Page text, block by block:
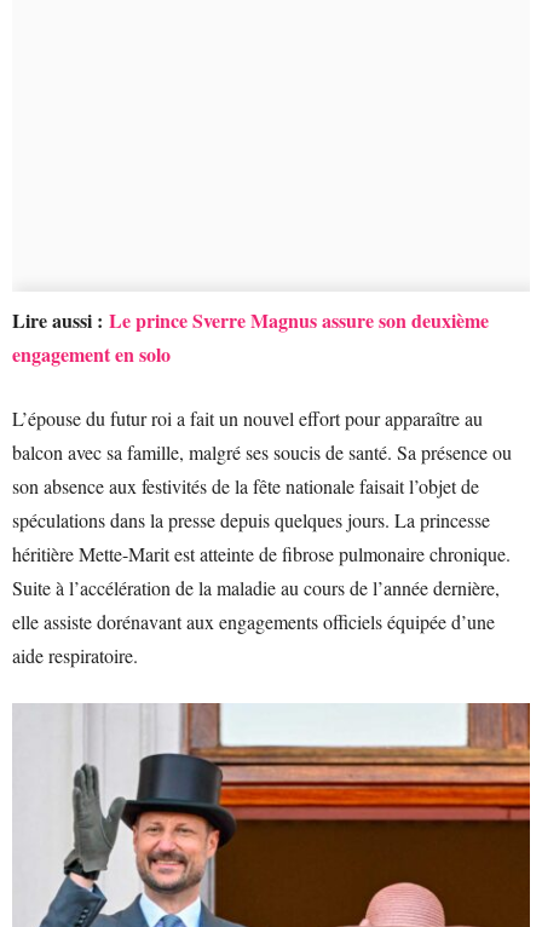
Lire aussi : Le prince Sverre Magnus assure son deuxième
engagement en solo
L’épouse du futur roi a fait un nouvel effort pour apparaître au
balcon avec sa famille, malgré ses soucis de santé. Sa présence ou
son absence aux festivités de la fête nationale faisait l’objet de
spéculations dans la presse depuis quelques jours. La princesse
héritière Mette-Marit est atteinte de fibrose pulmonaire chronique.
Suite à l’accélération de la maladie au cours de l’année dernière,
elle assiste dorénavant aux engagements officiels équipée d’une
aide respiratoire.